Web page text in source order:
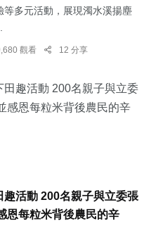
多元活動，展現濁水溪揚塵
觀看 12 分享
活動 200名親子與立委張
恩每粒米背後農民的辛